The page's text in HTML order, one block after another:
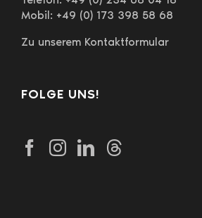
Mobil: +49 (0) 173 398 58 68
Zu unserem Kontaktformular
FOLGE UNS!